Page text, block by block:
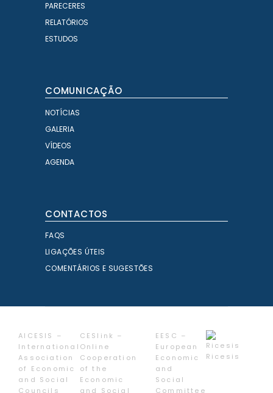
PARECERES
RELATÓRIOS
ESTUDOS
COMUNICAÇÃO
NOTÍCIAS
GALERIA
VÍDEOS
AGENDA
CONTACTOS
FAQS
LIGAÇÕES ÚTEIS
COMENTÁRIOS E SUGESTÕES
AICESIS –
International
Association
of Economic
and Social
Councils
CESlink –
Online
Cooperation
of the
Economic
and Social
EESC –
European
Economic
and
Social
Committee
Ricesis